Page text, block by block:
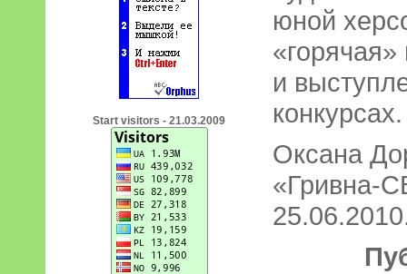
Start visitors - 21.03.2009
юной
и
конкурсах.
Оксана
«Гривна-